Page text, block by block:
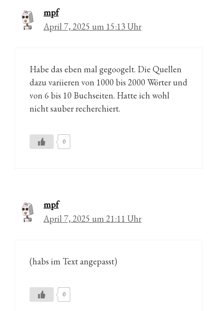
mpf
April 7, 2025 um 15:13 Uhr
Habe das eben mal gegoogelt. Die Quellen
dazu variieren von 1000 bis 2000 Wörter und
von 6 bis 10 Buchseiten. Hatte ich wohl
nicht sauber recherchiert.
0
mpf
April 7, 2025 um 21:11 Uhr
(habs im Text angepasst)
0